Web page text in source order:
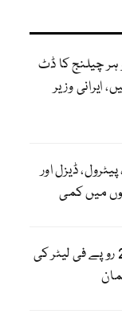
چیلنج کا ڈٹ
ایرانی وزیر
ڈیزل اور
میں کمی
پیٹرول کی قیمت 228 روپے فی لیٹر کی